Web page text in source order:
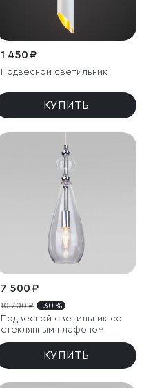
1 450 ₽
Подвесной светильник
КУПИТЬ
7 500 ₽
10 700 ₽ - 30 %
Подвесной светильник со
стеклянным плафоном
КУПИТЬ